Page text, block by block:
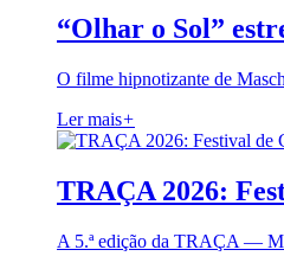
“Olhar o Sol”
O filme hipnotizante de
Ler mais+
TRAÇA 2026:
A 5.ª edição da TRAÇA —